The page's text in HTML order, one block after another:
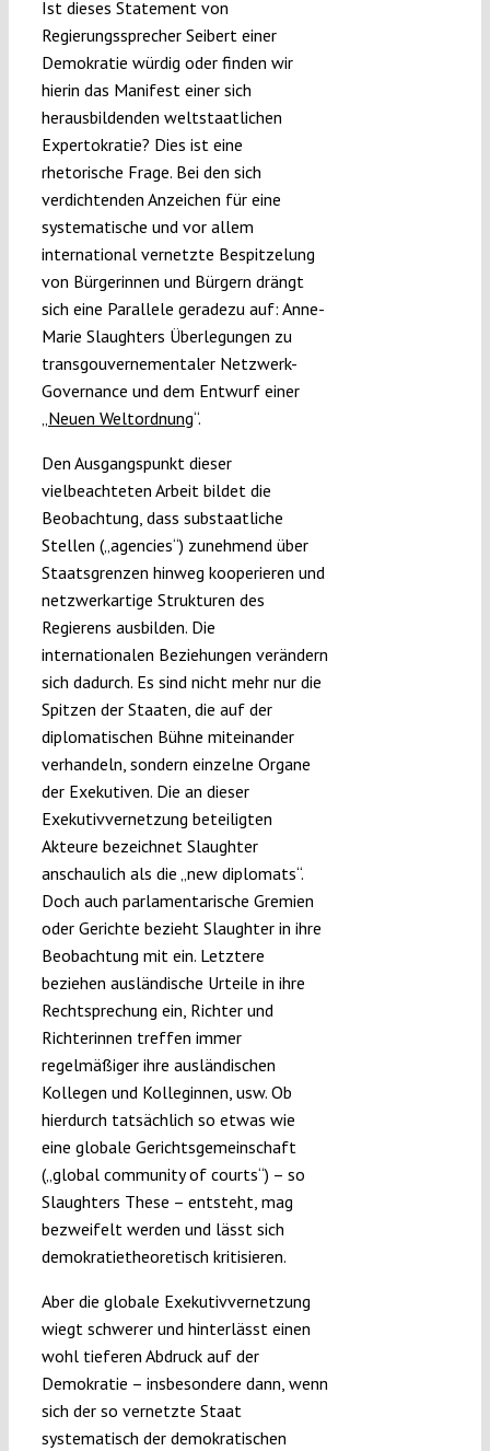
Ist dieses Statement von
Regierungssprecher Seibert einer
Demokratie würdig oder finden wir
hierin das Manifest einer sich
herausbildenden weltstaatlichen
Expertokratie? Dies ist eine
rhetorische Frage. Bei den sich
verdichtenden Anzeichen für eine
systematische und vor allem
international vernetzte Bespitzelung
von Bürgerinnen und Bürgern drängt
sich eine Parallele geradezu auf: Anne-
Marie Slaughters Überlegungen zu
transgouvernementaler Netzwerk-
Governance und dem Entwurf einer
„Neuen Weltordnung“.
Den Ausgangspunkt dieser
vielbeachteten Arbeit bildet die
Beobachtung, dass substaatliche
Stellen („agencies“) zunehmend über
Staatsgrenzen hinweg kooperieren und
netzwerkartige Strukturen des
Regierens ausbilden. Die
internationalen Beziehungen verändern
sich dadurch. Es sind nicht mehr nur die
Spitzen der Staaten, die auf der
diplomatischen Bühne miteinander
verhandeln, sondern einzelne Organe
der Exekutiven. Die an dieser
Exekutivvernetzung beteiligten
Akteure bezeichnet Slaughter
anschaulich als die „new diplomats“.
Doch auch parlamentarische Gremien
oder Gerichte bezieht Slaughter in ihre
Beobachtung mit ein. Letztere
beziehen ausländische Urteile in ihre
Rechtsprechung ein, Richter und
Richterinnen treffen immer
regelmäßiger ihre ausländischen
Kollegen und Kolleginnen, usw. Ob
hierdurch tatsächlich so etwas wie
eine globale Gerichtsgemeinschaft
(„global community of courts“) – so
Slaughters These – entsteht, mag
bezweifelt werden und lässt sich
demokratietheoretisch kritisieren.
Aber die globale Exekutivvernetzung
wiegt schwerer und hinterlässt einen
wohl tieferen Abdruck auf der
Demokratie – insbesondere dann, wenn
sich der so vernetzte Staat
systematisch der demokratischen